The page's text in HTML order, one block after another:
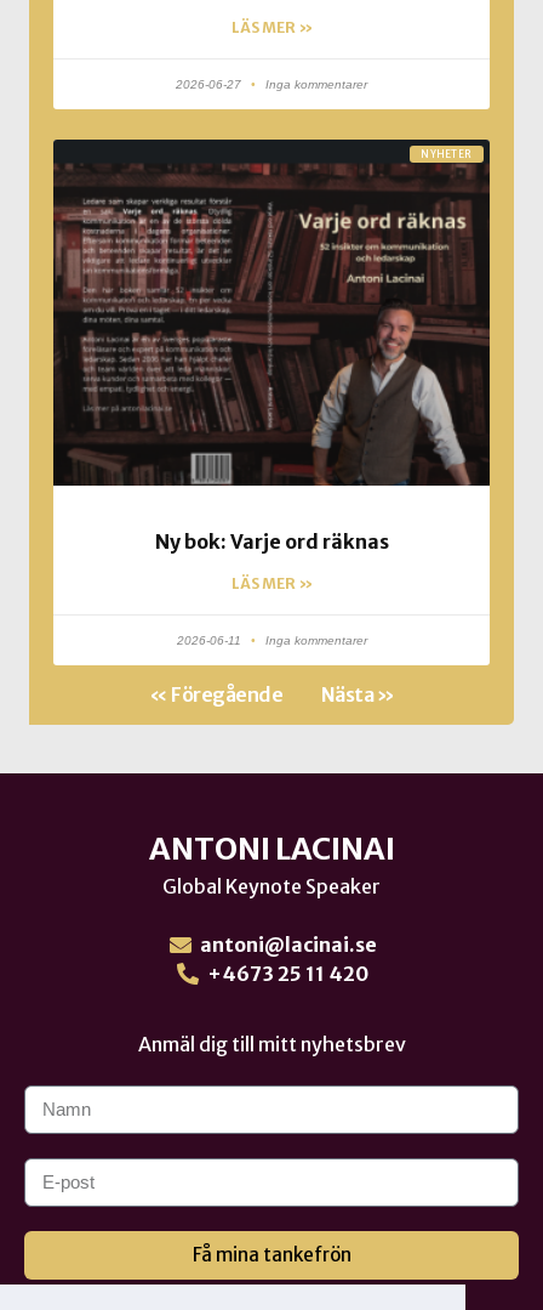
LÄS MER »
2026-06-27 Inga kommentarer
NYHETER
Ny bok: Varje ord räknas
LÄS MER »
2026-06-11 Inga kommentarer
« Föregående Nästa »
ANTONI LACINAI
Global Keynote Speaker
antoni@lacinai.se
+4673 25 11 420
Anmäl dig till mitt nyhetsbrev
Få mina tankefrön